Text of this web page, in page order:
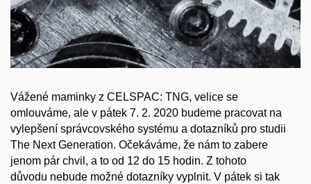
Vážené maminky z CELSPAC: TNG, velice se
omlouváme, ale v pátek 7. 2. 2020 budeme pracovat na
vylepšení správcovského systému a dotazníků pro studii
The Next Generation. Očekáváme, že nám to zabere
jenom pár chvil, a to od 12 do 15 hodin. Z tohoto
důvodu nebude možné dotazníky vyplnit. V pátek si tak